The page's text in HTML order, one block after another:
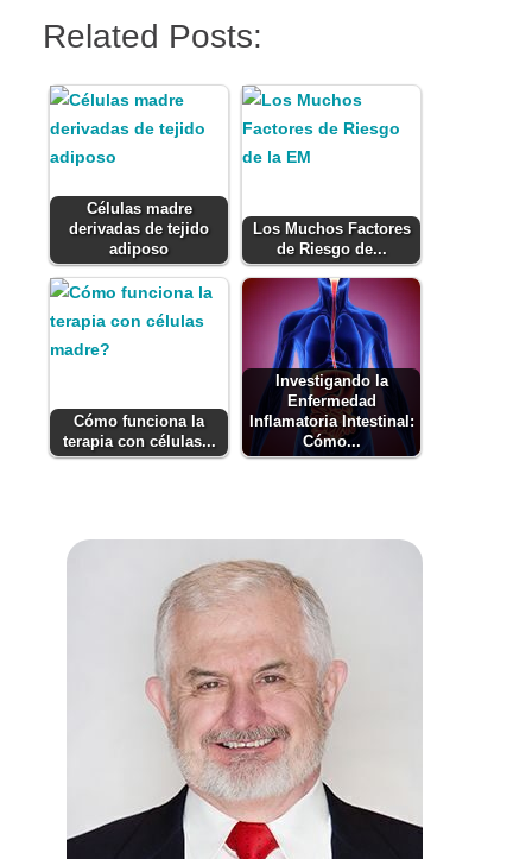
Related Posts:
Células madre
derivadas de tejido
adiposo
Los Muchos Factores
de Riesgo de...
Cómo funciona la
terapia con células...
Investigando la
Enfermedad
Inflamatoria Intestinal:
Cómo...